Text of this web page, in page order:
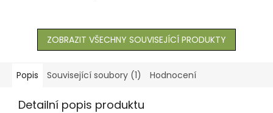
molice, třásněnky. Velmi
ZOBRAZIT VŠECHNY SOUVISEJÍCÍ PRODUKTY
Popis Související soubory (1) Hodnocení
Detailní popis produktu